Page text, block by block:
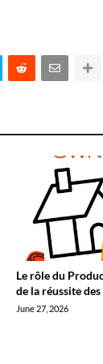
Le rôle du
de la réussite
June 27, 2026